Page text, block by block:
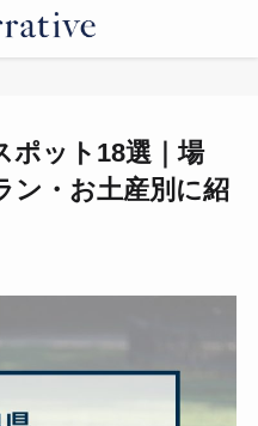
ポット18選｜場
ン・お土産別に紹